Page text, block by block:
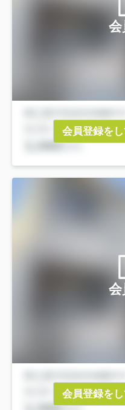
会
会員登録を
会
会員登録を